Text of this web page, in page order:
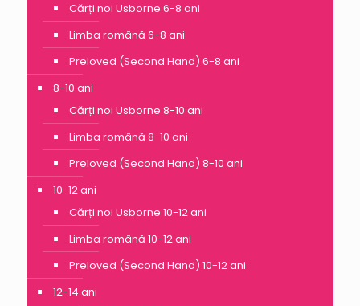
Cărți noi Usborne 6-8 ani
Limba română 6-8 ani
Preloved (Second Hand) 6-8 ani
8-10 ani
Cărți noi Usborne 8-10 ani
Limba română 8-10 ani
Preloved (Second Hand) 8-10 ani
10-12 ani
Cărți noi Usborne 10-12 ani
Limba română 10-12 ani
Preloved (Second Hand) 10-12 ani
12-14 ani